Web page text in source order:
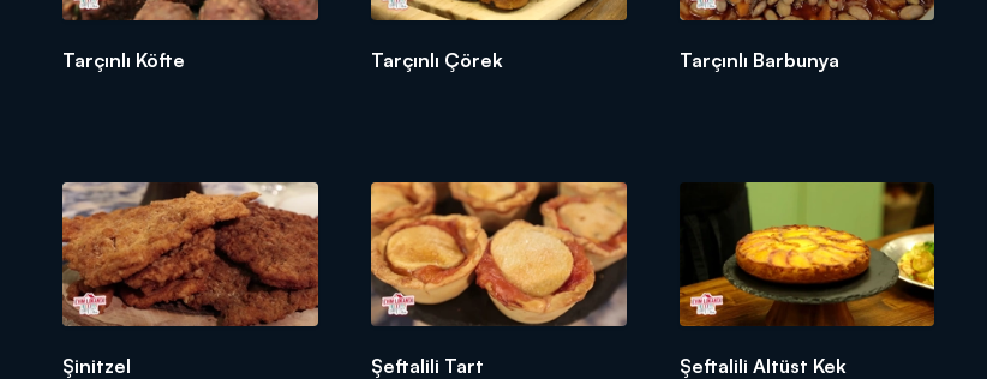
Tarçınlı Köfte Tarçınlı Çörek Tarçınlı Barbunya
Şinitzel Şeftalili Tart Şeftalili Altüst Kek